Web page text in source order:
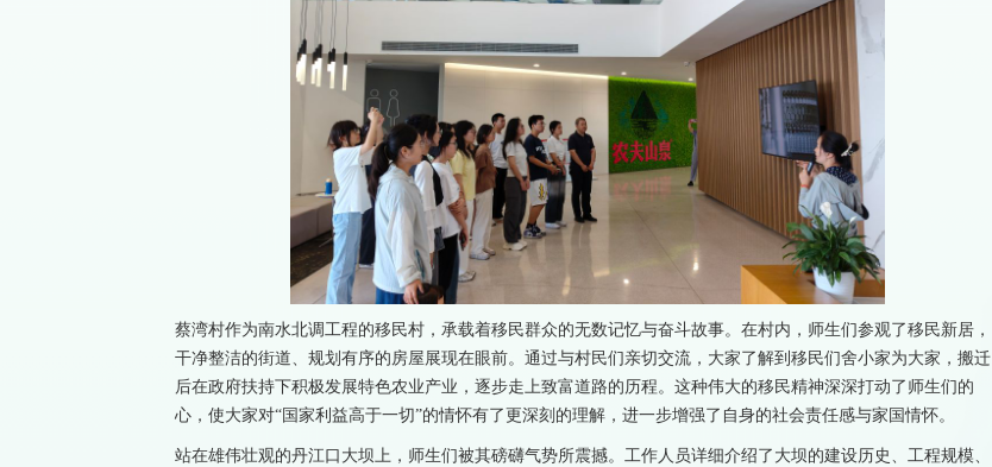
蔡湾村作为南水北调工程的移民村，承载着移民群众的无数记忆与奋斗故事。在村内，师生们参观了移民新居，
干净整洁的街道、规划有序的房屋展现在眼前。通过与村民们亲切交流，大家了解到移民们舍小家为大家，搬迁
后在政府扶持下积极发展特色农业产业，逐步走上致富道路的历程。这种伟大的移民精神深深打动了师生们的
心，使大家对“国家利益高于一切”的情怀有了更深刻的理解，进一步增强了自身的社会责任感与家国情怀。
站在雄伟壮观的丹江口大坝上，师生们被其磅礴气势所震撼。工作人员详细介绍了大坝的建设历史、工程规模、